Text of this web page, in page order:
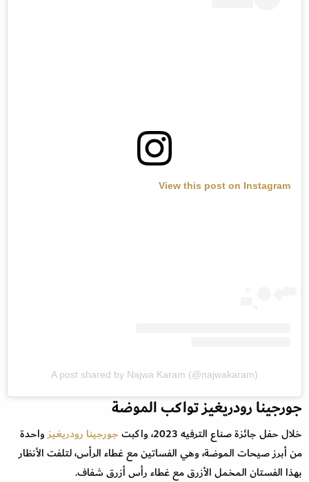
View this post on Instagram
A post shared by Najwa Karam (@najwakaram)
جورجينا رودريغيز تواكب الموضة
خلال حفل جائزة صناع الترفيه 2023، واكبت جورجينا رودريغيزواحدة
من أبرز صيحات الموضة، وهي الفساتين مع غطاء الرأس، لتلفت الأنظار
بهذا الفستان المخمل الأزرق مع غطاء رأس أزرق شفاف.